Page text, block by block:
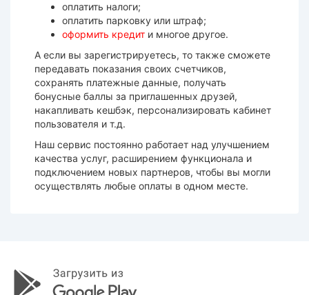
оплатить налоги;
оплатить парковку или штраф;
оформить кредит и многое другое.
А если вы зарегистрируетесь, то также сможете
передавать показания своих счетчиков,
сохранять платежные данные, получать
бонусные баллы за приглашенных друзей,
накапливать кешбэк, персонализировать кабинет
пользователя и т.д.
Наш сервис постоянно работает над улучшением
качества услуг, расширением функционала и
подключением новых партнеров, чтобы вы могли
осуществлять любые оплаты в одном месте.